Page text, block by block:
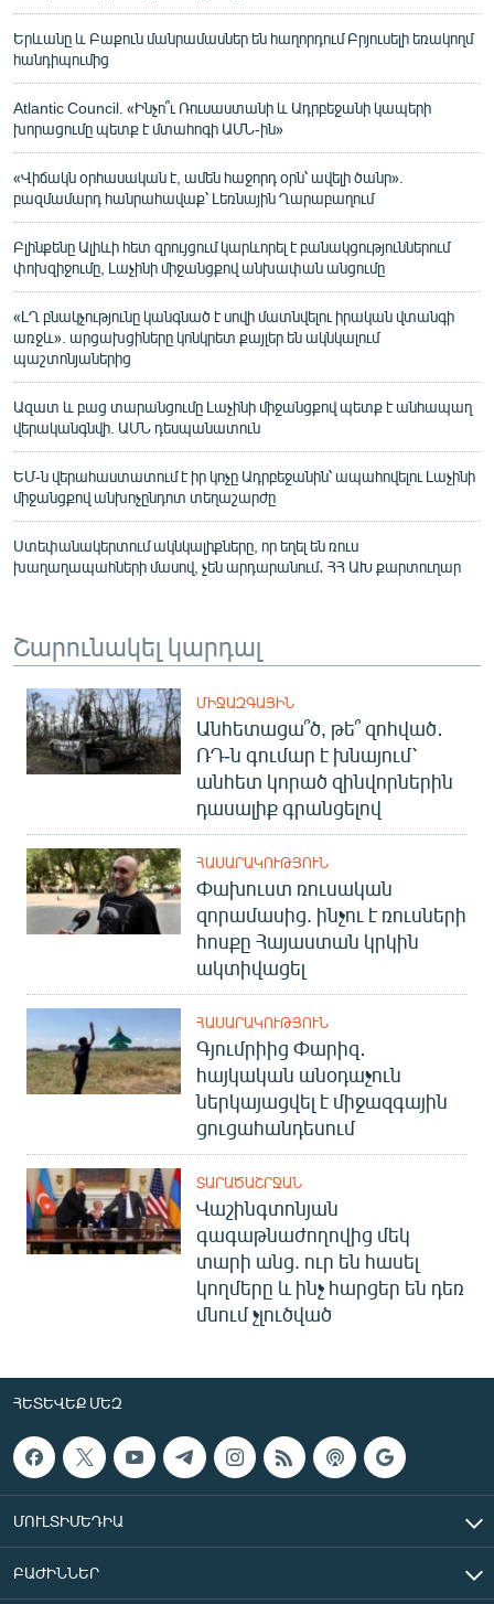
Երևանը և Բաքուն մանրամասներ են հաղորդում Բրյուսելի եռակողմ
հանդիպումից
Atlantic Council. «Ինչո՞ւ Ռուսաստանի և Ադրբեջանի կապերի
խորացումը պետք է մտահոգի ԱՄՆ-ին»
«Վիճակն օրհասական է, ամեն հաջորդ օրն՝ ավելի ծանր».
բազմամարդ հանրահավաք՝ Լեռնային Ղարաբաղում
Բլինքենը Ալիևի հետ զրույցում կարևորել է բանակցություններում
փոխզիջումը, Լաչինի միջանցքով անխափան անցումը
«ԼՂ բնակչությունը կանգնած է սովի մատնվելու իրական վտանգի
առջև». արցախցիները կոնկրետ քայլեր են ակնկալում
պաշտոնյաներից
Ազատ և բաց տարանցումը Լաչինի միջանցքով պետք է անհապաղ
վերականգնվի. ԱՄՆ դեսպանատուն
ԵՄ-ն վերահաստատում է իր կոչը Ադրբեջանին՝ ապահովելու Լաչինի
միջանցքով անխոչընդոտ տեղաշարժը
Ստեփանակերտում ակնկալիքները, որ եղել են ռուս
խաղաղապահների մասով, չեն արդարանում․ ՀՀ ԱԽ քարտուղար
Շարունակել կարդալ
ՄԻՋԱԶԳԱՅԻՆ
Անհետացա՞ծ, թե՞ զոհված․
ՌԴ-ն գումար է խնայում՝
անհետ կորած զինվորներին
դասալիք գրանցելով
ՀԱՍԱՐԱԿՈՒԹՅՈՒՆ
Փախուստ ռուսական
զորամասից. ինչու է ռուսների
հոսքը Հայաստան կրկին
ակտիվացել
ՀԱՍԱՐԱԿՈՒԹՅՈՒՆ
Գյումրիից Փարիզ․
հայկական անօդաչուն
ներկայացվել է միջազգային
ցուցահանդեսում
ՏԱՐԱԾԱՇՐՋԱՆ
Վաշինգտոնյան
գագաթնաժողովից մեկ
տարի անց. ուր են հասել
կողմերը և ինչ հարցեր են դեռ
մնում չլուծված
ՀԵՏԵՎԵՔ ՄԵԶ
ՄՈՒԼՏԻՄԵԴԻԱ
ԲԱԺԻՆՆԵՐ